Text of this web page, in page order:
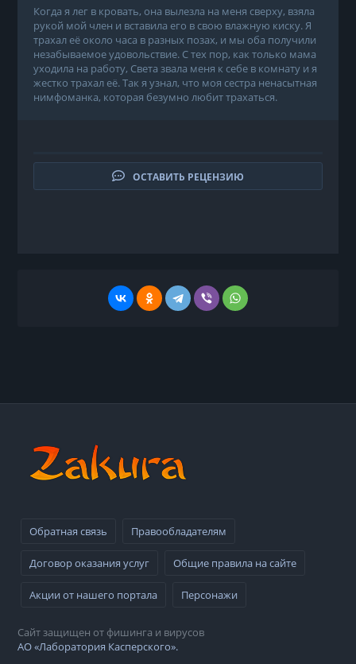
Когда я лег в кровать, она вылезла на меня сверху, взяла
рукой мой член и вставила его в свою влажную киску. Я
трахал её около часа в разных позах, и мы оба получили
незабываемое удовольствие. С тех пор, как только мама
уходила на работу, Света звала меня к себе в комнату и я
жестко трахал её. Так я узнал, что моя сестра ненасытная
нимфоманка, которая безумно любит трахаться.
ОСТАВИТЬ РЕЦЕНЗИЮ
Обратная связь Правообладателям
Договор оказания услуг Общие правила на сайте
Акции от нашего портала Персонажи
Сайт защищен от фишинга и вирусов
АО «Лаборатория Касперского».